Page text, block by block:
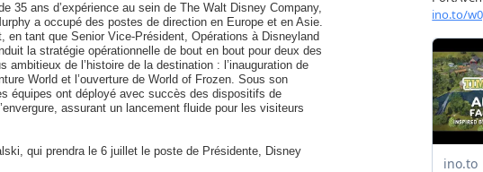
35 ans d’expérience au sein de The Walt Disney Company,
a occupé des postes de direction en Europe et en Asie.
en tant que Senior Vice-Président, Opérations à Disneyland
la stratégie opérationnelle de bout en bout pour deux des
ambitieux de l’histoire de la destination : l’inauguration de
World et l’ouverture de World of Frozen. Sous son
équipes ont déployé avec succès des dispositifs de
assurant un lancement fluide pour les visiteurs
qui prendra le 6 juillet le poste de Présidente, Disney